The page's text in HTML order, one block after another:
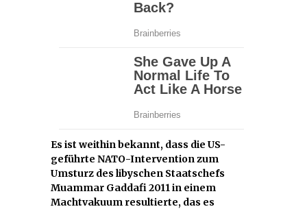
Es ist weithin bekannt, dass die US-
geführte NATO-Intervention zum
Umsturz des libyschen Staatschefs
Muammar Gaddafi 2011 in einem
Machtvakuum resultierte, das es